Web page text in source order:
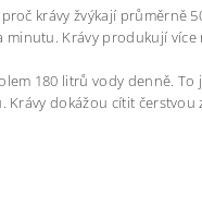
krávy žvýkají průměrně
minutu. Krávy produkují
180 litrů vody denně.
Krávy dokážou cítit čerstvou